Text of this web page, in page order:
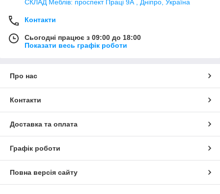
СКЛАД Меблів: проспект Праці 9А , Дніпро, Україна
Контакти
Сьогодні працює з 09:00 до 18:00
Показати весь графік роботи
Про нас
Контакти
Доставка та оплата
Графік роботи
Повна версія сайту